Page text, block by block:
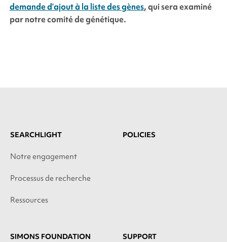
demande d’ajout à la liste des gènes, qui sera examiné
par notre comité de génétique.
SEARCHLIGHT
Notre engagement
Processus de recherche
Ressources
POLICIES
SIMONS FOUNDATION SUPPORT